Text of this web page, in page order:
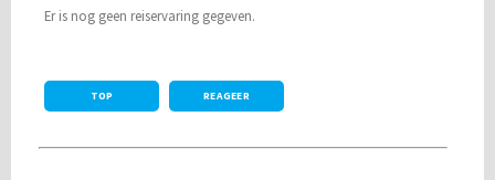
Er is nog geen reiservaring gegeven.
TOP REAGEER